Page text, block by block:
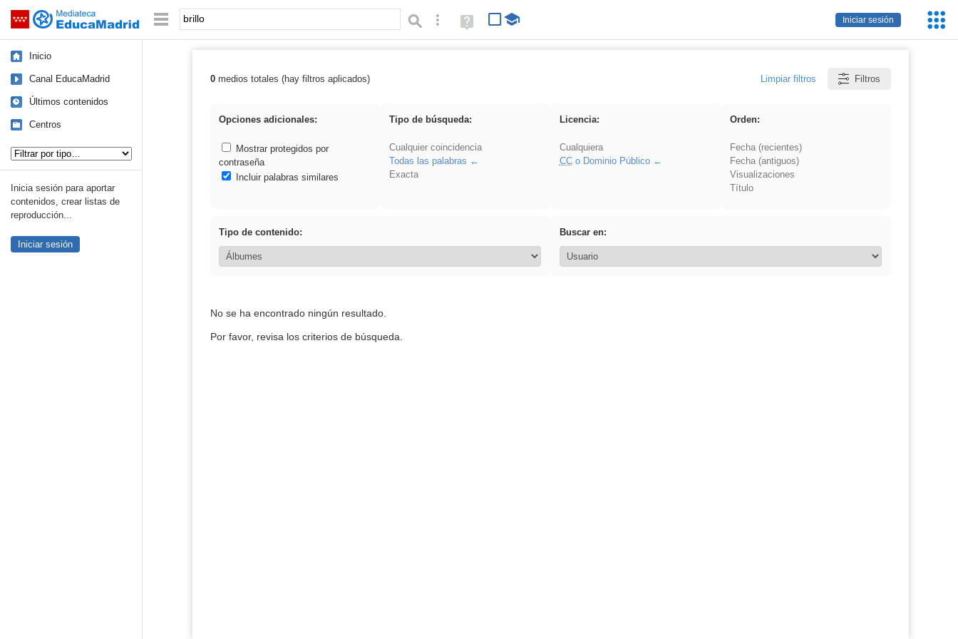
Saltar navegación
Iniciar sesión
Palabra o frase: Búsqueda avanzada
Ayuda
(en
Inicio
Canal EducaMadrid
Últimos contenidos
Centros
Inicia sesión para aportar
contenidos, crear listas de
reproducción...
Iniciar sesión
Resultados de: brillo
0medios totales (hay filtros aplicados) Limpiar filtros Filtros
Opciones adicionales:
Mostrar protegidos por
contraseña
Incluir palabras similares
Tipo de búsqueda:
Cualquier coincidencia
Todas las palabras
Exacta
Licencia:
Cualquiera
CCo Dominio Público
Orden:
Fecha (recientes)
Fecha (antiguos)
Visualizaciones
Título
Tipo de contenido: Buscar en:
No se ha encontrado ningún resultado.
Por favor, revisa los criterios de búsqueda.